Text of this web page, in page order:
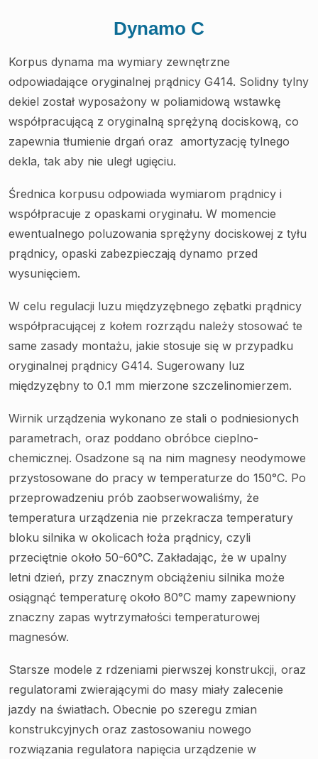
Dynamo C
Korpus dynama ma wymiary zewnętrzne
odpowiadające oryginalnej prądnicy G414. Solidny tylny
dekiel został wyposażony w poliamidową wstawkę
współpracującą z oryginalną sprężyną dociskową, co
zapewnia tłumienie drgań oraz amortyzację tylnego
dekla, tak aby nie uległ ugięciu.
Średnica korpusu odpowiada wymiarom prądnicy i
współpracuje z opaskami oryginału. W momencie
ewentualnego poluzowania sprężyny dociskowej z tyłu
prądnicy, opaski zabezpieczają dynamo przed
wysunięciem.
W celu regulacji luzu międzyzębnego zębatki prądnicy
współpracującej z kołem rozrządu należy stosować te
same zasady montażu, jakie stosuje się w przypadku
oryginalnej prądnicy G414. Sugerowany luz
międzyzębny to 0.1 mm mierzone szczelinomierzem.
Wirnik urządzenia wykonano ze stali o podniesionych
parametrach, oraz poddano obróbce cieplno-
chemicznej. Osadzone są na nim magnesy neodymowe
przystosowane do pracy w temperaturze do 150°C. Po
przeprowadzeniu prób zaobserwowaliśmy, że
temperatura urządzenia nie przekracza temperatury
bloku silnika w okolicach łoża prądnicy, czyli
przeciętnie około 50-60°C. Zakładając, że w upalny
letni dzień, przy znacznym obciążeniu silnika może
osiągnąć temperaturę około 80°C mamy zapewniony
znaczny zapas wytrzymałości temperaturowej
magnesów.
Starsze modele z rdzeniami pierwszej konstrukcji, oraz
regulatorami zwierającymi do masy miały zalecenie
jazdy na światłach. Obecnie po szeregu zmian
konstrukcyjnych oraz zastosowaniu nowego
rozwiązania regulatora napięcia urządzenie w